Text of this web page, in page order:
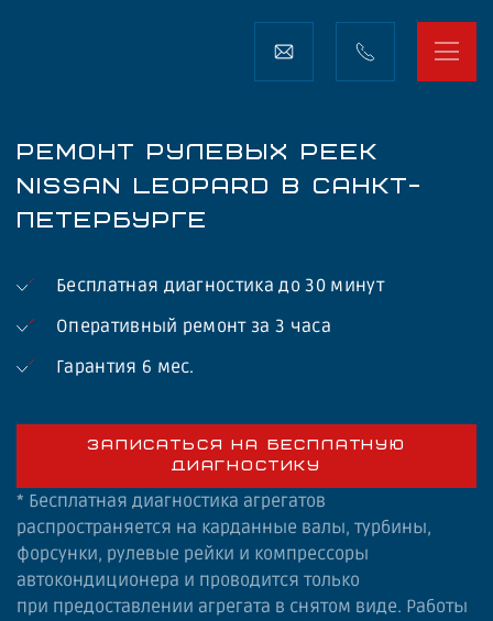
РЕМОНТ РУЛЕВЫХ РЕЕК
NISSAN LEOPARD В САНКТ-
ПЕТЕРБУРГЕ
Бесплатная диагностика до 30 минут
Оперативный ремонт за 3 часа
Гарантия 6 мес.
ЗАПИСАТЬСЯ НА БЕСПЛАТНУЮ
ДИАГНОСТИКУ
* Бесплатная диагностика агрегатов
распространяется на карданные валы, турбины,
форсунки, рулевые рейки и компрессоры
автокондиционера и проводится только
при предоставлении агрегата в снятом виде. Работы